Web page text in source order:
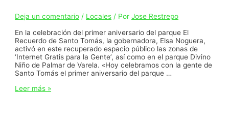
Deja un comentario / Locales / PorJose Restrepo
En la celebración del primer aniversario del parque El
Recuerdo de Santo Tomás, la gobernadora, Elsa Noguera,
activó en este recuperado espacio público las zonas de
‘Internet Gratis para la Gente’, así como en el parque Divino
Niño de Palmar de Varela. «Hoy celebramos con la gente de
Santo Tomás el primer aniversario del parque …
Parque
Leer más »